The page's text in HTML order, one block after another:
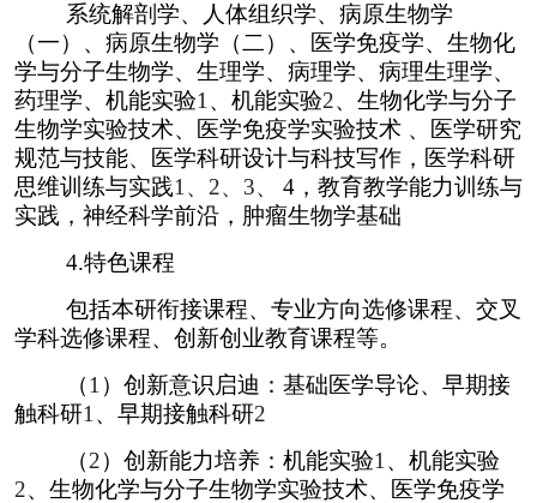
系统解剖学、人体组织学、病原生物学
（一）、病原生物学（二）、医学免疫学、生物化
学与分子生物学、生理学、病理学、病理生理学、
药理学、机能实验1 、机能实验2、生物化学与分子
生物学实验技术、医学免疫学实验技术 、医学研究
规范与技能、医学科研设计与科技写作，医学科研
思维训练与实践1 、 2、 3、 4 ， 教育教学能力训练与
实践，神经科学前沿，肿瘤生物学基础
4.特色课程
包括本研衔接课程、专业方向选修课程、交叉
学科选修课程、创新创业教育课程等。
（1 ）创新意识启迪：基础医学导论、早期接
触科研1 、早期接触科研2
（2）创新能力培养：机能实验1 、机能实验
2、生物化学与分子生物学实验技术、医学免疫学